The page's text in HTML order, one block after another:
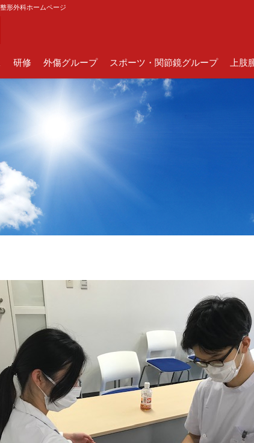
形外科ホームページ
研修 外傷グループ スポーツ・関節鏡グループ 上肢